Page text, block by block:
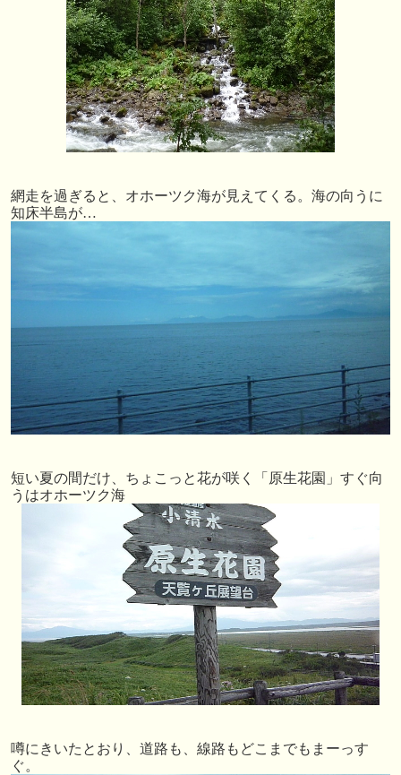
網走を過ぎると、オホーツク海が見えてくる。海の向うに
知床半島が…
短い夏の間だけ、ちょこっと花が咲く「原生花園」すぐ向
うはオホーツク海
噂にきいたとおり、道路も、線路もどこまでもまーっす
ぐ。